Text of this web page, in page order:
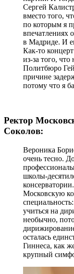
Сергей
вместо того,
по которым я
впечатлениях
в Мадриде. И
Как-то
из-за того,
Политбюро
причине
потому что я
Ректор
Соколов:
Вероника
очень тесно.
школы-
Московскую
учиться на
необычно,
осталась
Гиннеса, как
крупный